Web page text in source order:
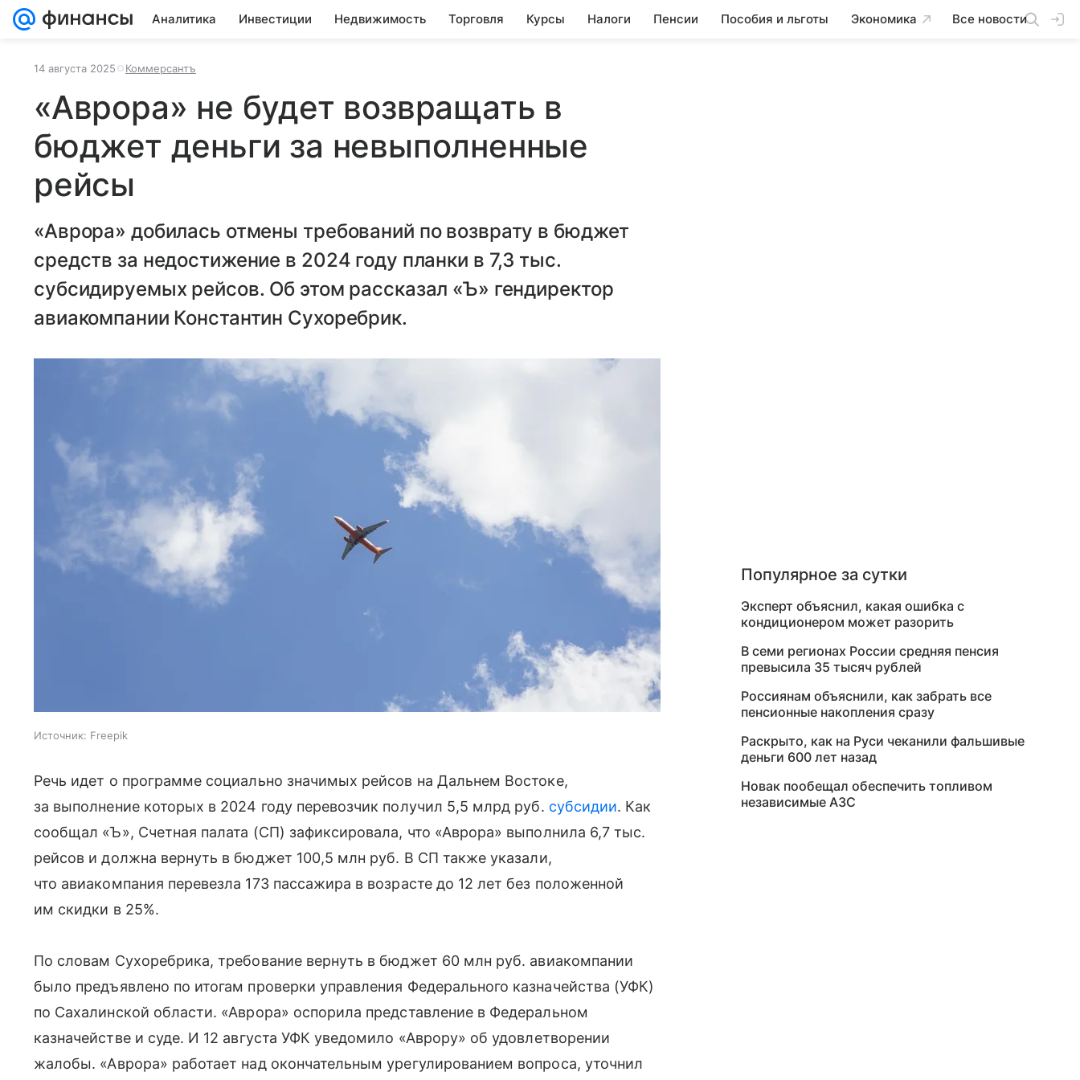
Аналитика Инвестиции Недвижимость Торговля Курсы Налоги Пенсии Пособия и льготы Экономика Все новости
14 августа 2025 Коммерсантъ
«Аврора» не будет возвращать в
бюджет деньги за невыполненные
рейсы
«Аврора» добилась отмены требований по возврату в бюджет
средств за недостижение в 2024 году планки в 7,3 тыс.
субсидируемых рейсов. Об этом рассказал «Ъ» гендиректор
авиакомпании Константин Сухоребрик.
Источник: Freepik
Речь идет о программе социально значимых рейсов на Дальнем Востоке,
за выполнение которых в 2024 году перевозчик получил 5,5 млрд руб. субсидии. Как
сообщал «Ъ», Счетная палата (СП) зафиксировала, что «Аврора» выполнила 6,7 тыс.
рейсов и должна вернуть в бюджет 100,5 млн руб. В СП также указали,
что авиакомпания перевезла 173 пассажира в возрасте до 12 лет без положенной
им скидки в 25%.
По словам Сухоребрика, требование вернуть в бюджет 60 млн руб. авиакомпании
было предъявлено по итогам проверки управления Федерального казначейства (УФК)
по Сахалинской области. «Аврора» оспорила представление в Федеральном
казначействе и суде. И 12 августа УФК уведомило «Аврору» об удовлетворении
жалобы. «Аврора» работает над окончательным урегулированием вопроса, уточнил
Популярное за сутки
Эксперт объяснил, какая ошибка с
кондиционером может разорить
В семи регионах России средняя пенсия
превысила 35 тысяч рублей
Россиянам объяснили, как забрать все
пенсионные накопления сразу
Раскрыто, как на Руси чеканили фальшивые
деньги 600 лет назад
Новак пообещал обеспечить топливом
независимые АЗС